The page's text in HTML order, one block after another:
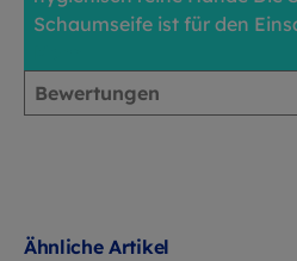
Schaumseife ist für den
Bewertungen
Ähnliche Artikel